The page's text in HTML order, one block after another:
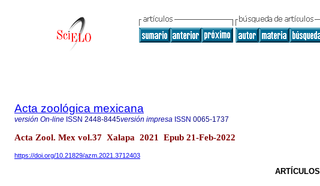
Acta zoológica mexicana
versión On-line ISSN 2448-8445versión impresa ISSN 0065-1737
Acta Zool. Mex vol.37 Xalapa 2021 Epub 21-Feb-2022
https://doi.org/10.21829/azm.2021.3712403
ARTÍCULOS